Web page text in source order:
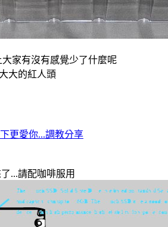
大家有沒有感覺少了什麼呢
大的紅人頭
更愛你...調教分享
...請配咖啡服用